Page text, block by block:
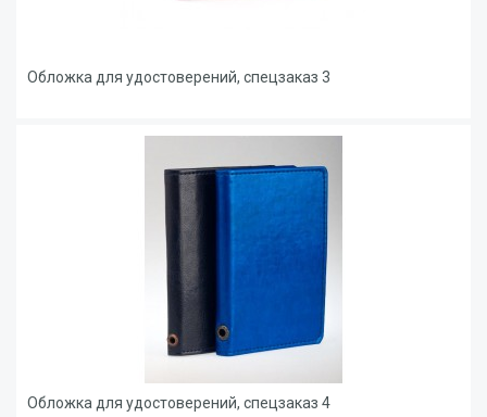
Обложка для удостоверений, спецзаказ 3
Обложка для удостоверений, спецзаказ 4